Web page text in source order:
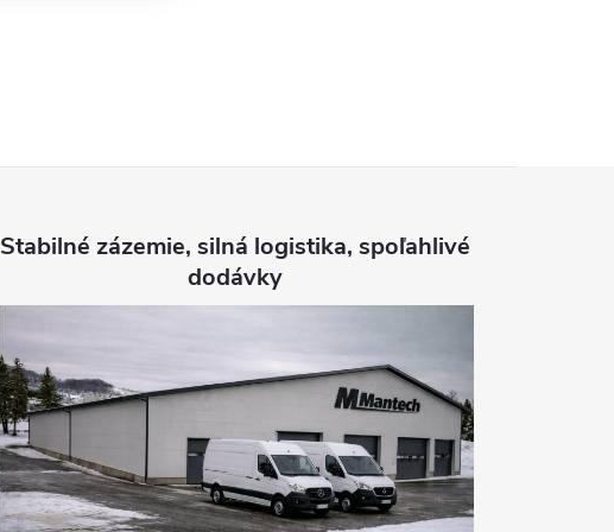
Stabilné zázemie, silná logistika, spoľahlivé
dodávky